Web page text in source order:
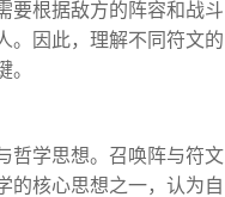
要根据敌方的阵容和战斗
。因此，理解不同符文的
哲学思想。召唤阵与符文
的核心思想之一，认为自